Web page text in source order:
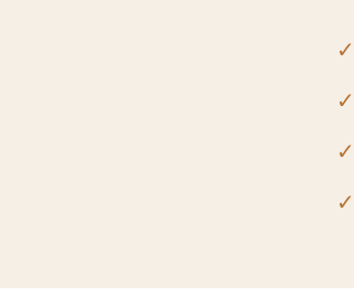
✓
✓
✓
✓